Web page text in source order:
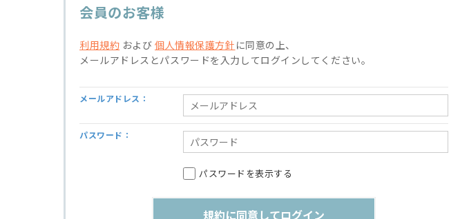
会員のお客様
利用規約 および個人情報保護方針 に同意の上、
メールアドレスとパスワードを入力してログインしてください。
メールアドレス：
パスワード：
パスワードを表示する